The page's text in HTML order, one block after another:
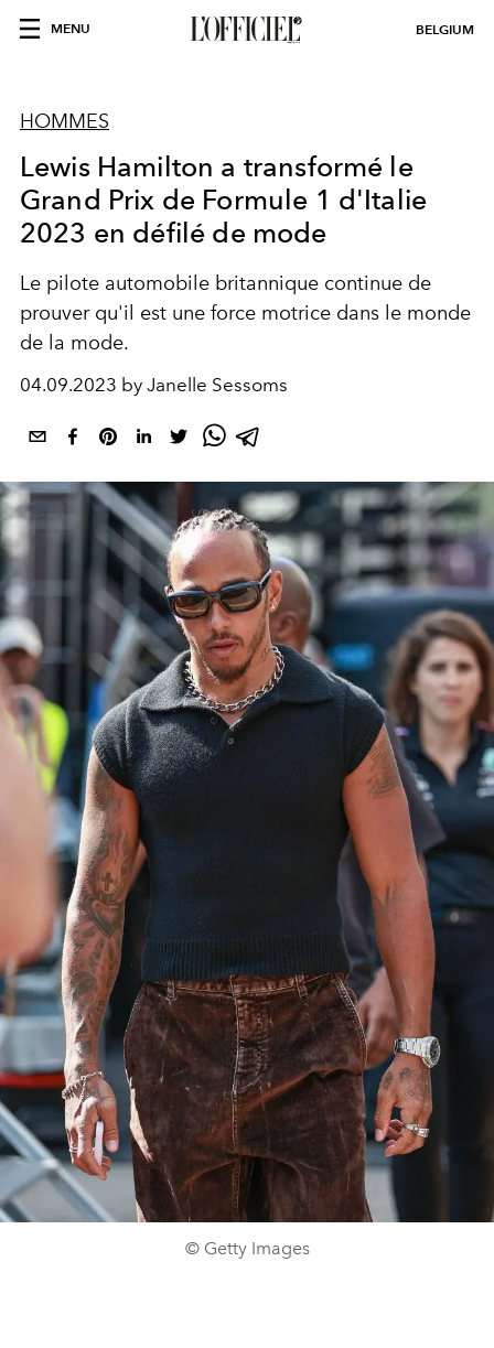
MENU BELGIUM
HOMMES
Lewis Hamilton a transformé le
Grand Prix de Formule 1 d'Italie
2023 en défilé de mode
Le pilote automobile britannique continue de
prouver qu'il est une force motrice dans le monde
de la mode.
04.09.2023 by Janelle Sessoms
© Getty Images